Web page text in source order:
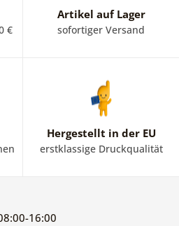
€
Artikel auf Lager
sofortiger Versand
Hergestellt in der EU
erstklassige Druckqualität
16:00